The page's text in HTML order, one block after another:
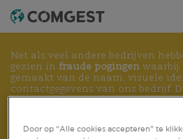
Net als veel andere bedrijven
gezien in fraude pogingen waarbij
gemaakt van de naam, visuele
contactgegevens van ons bedrijf.
het gebruik van valse
messaging-apps.Meer informatie
Door op “Alle cookies accepteren” te